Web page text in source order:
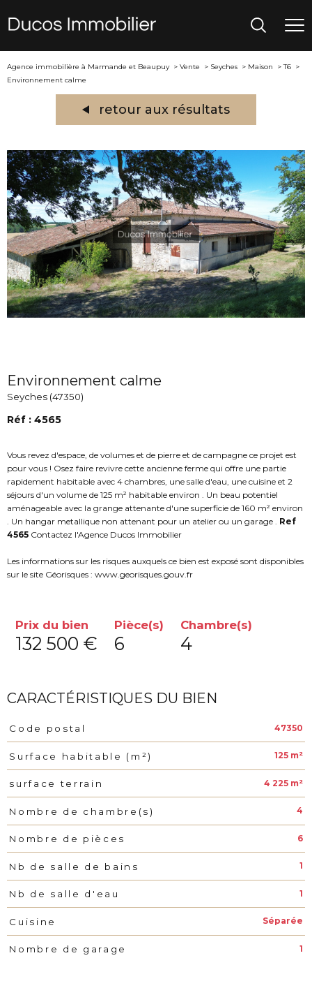
Agence immobilière à Marmande et Beaupuy Vente Seyches Maison
T6
Environnement calme
retour aux résultats
Environnement calme
Seyches (47350)
Réf : 4565
Vous revez d'espace, de volumes et de pierre et de campagne ce projet est
pour vous ! Osez faire revivre cette ancienne ferme qui offre une partie
rapidement habitable avec 4 chambres, une salle d'eau, une cuisine et 2
séjours d'un volume de 125 m² habitable environ . Un beau potentiel
aménageable avec la grange attenante d'une superficie de 160 m² environ
. Un hangar metallique non attenant pour un atelier ou un garage .
Ref
4565 Contactez l'Agence Ducos Immobilier
Les informations sur les risques auxquels ce bien est exposé sont disponibles
sur le site Géorisques : www.georisques.gouv.fr
Prix du bien
132 500 €
Pièce(s)
6
Chambre(s)
4
CARACTÉRISTIQUES DU BIEN
Caractéristiques Valeurs
Code postal 47350
Surface habitable (m²) 125 m²
surface terrain 4 225 m²
Nombre de chambre(s) 4
Nombre de pièces 6
Nb de salle de bains 1
Nb de salle d'eau 1
Cuisine Séparée
Nombre de garage 1